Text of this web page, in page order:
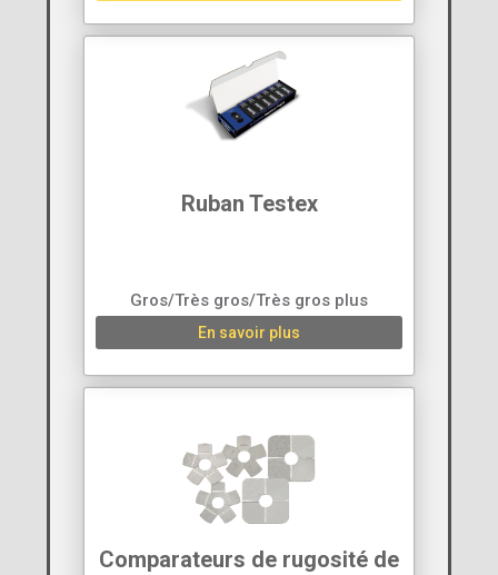
Comparateurs de rugosité de
Ruban Testex
Gros/Très gros/Très gros plus
En savoir plus